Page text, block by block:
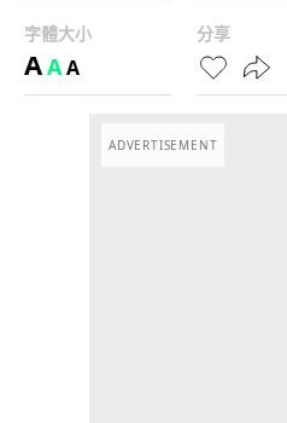
字體大小
AAA
分享
ADVERTISEMENT